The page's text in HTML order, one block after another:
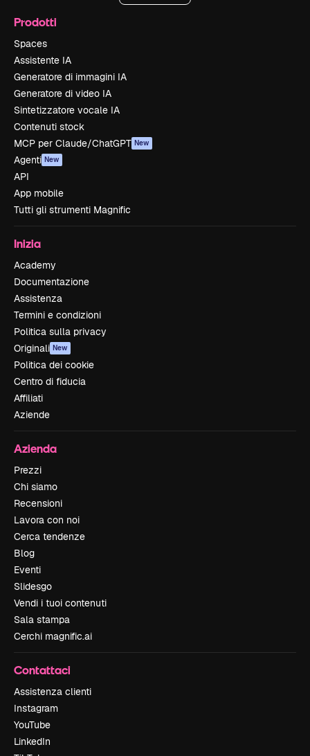
Prodotti
Spaces
Assistente IA
Generatore di immagini IA
Generatore di video IA
Sintetizzatore vocale IA
Contenuti stock
MCP per Claude/ChatGPT New
Agenti New
API
App mobile
Tutti gli strumenti Magnific
Inizia
Academy
Documentazione
Assistenza
Termini e condizioni
Politica sulla privacy
Originali New
Politica dei cookie
Centro di fiducia
Affiliati
Aziende
Azienda
Prezzi
Chi siamo
Recensioni
Lavora con noi
Cerca tendenze
Blog
Eventi
Slidesgo
Vendi i tuoi contenuti
Sala stampa
Cerchi magnific.ai
Contattaci
Assistenza clienti
Instagram
YouTube
LinkedIn